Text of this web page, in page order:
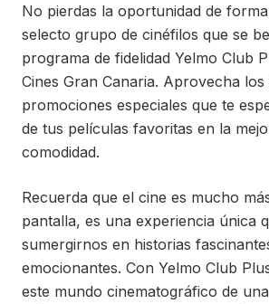
No pierdas la oportunidad de
selecto grupo de cinéfilos que se
programa de fidelidad Yelmo Club
Cines Gran Canaria. Aprovecha
promociones especiales que te
de tus películas favoritas en la
comodidad.
Recuerda que el cine es mucho
pantalla, es una experiencia única
sumergirnos en historias
emocionantes. Con Yelmo Club
este mundo cinematográfico de